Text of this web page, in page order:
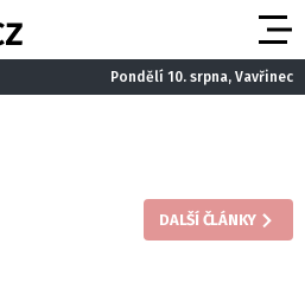
Pondělí 10. srpna, Vavřinec
DALŠÍ ČLÁNKY